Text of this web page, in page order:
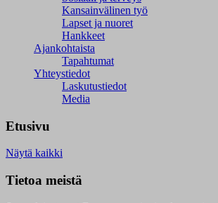
Kansainvälinen työ
Lapset ja nuoret
Hankkeet
Ajankohtaista
Tapahtumat
Yhteystiedot
Laskutustiedot
Media
Etusivu
Näytä kaikki
Tietoa meistä